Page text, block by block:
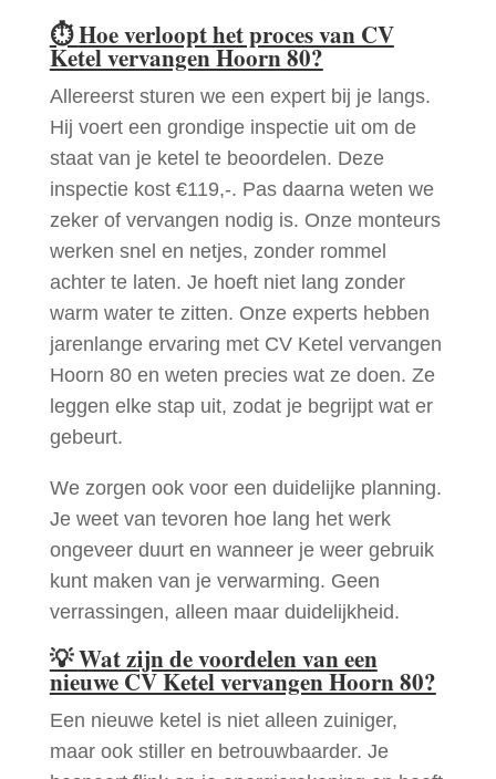
⏱Hoe verloopt het proces van CV
Ketel vervangen Hoorn 80?
Allereerst sturen we een expert bij je langs.
Hij voert een grondige inspectie uit om de
staat van je ketel te beoordelen. Deze
inspectie kost €119,-. Pas daarna weten we
zeker of vervangen nodig is. Onze monteurs
werken snel en netjes, zonder rommel
achter te laten. Je hoeft niet lang zonder
warm water te zitten. Onze experts hebben
jarenlange ervaring met CV Ketel vervangen
Hoorn 80 en weten precies wat ze doen. Ze
leggen elke stap uit, zodat je begrijpt wat er
gebeurt.
We zorgen ook voor een duidelijke planning.
Je weet van tevoren hoe lang het werk
ongeveer duurt en wanneer je weer gebruik
kunt maken van je verwarming. Geen
verrassingen, alleen maar duidelijkheid.
💡Wat zijn de voordelen van een
nieuwe CV Ketel vervangen Hoorn 80?
Een nieuwe ketel is niet alleen zuiniger,
maar ook stiller en betrouwbaarder. Je